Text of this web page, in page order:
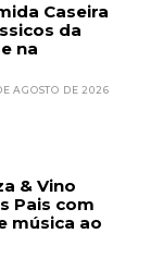
Caseira
da
na
AGOSTO DE 2026
& Vino
Pais com
música ao